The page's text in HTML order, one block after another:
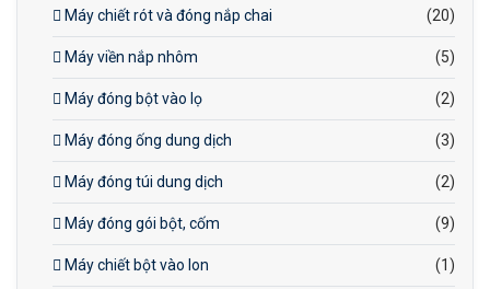
Máy chiết rót và đóng nắp chai (20)
Máy viền nắp nhôm (5)
Máy đóng bột vào lọ (2)
Máy đóng ống dung dịch (3)
Máy đóng túi dung dịch (2)
Máy đóng gói bột, cốm (9)
Máy chiết bột vào lon (1)